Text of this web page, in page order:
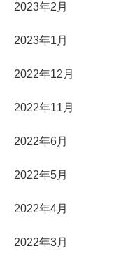
2023年2月
2023年1月
2022年12月
2022年11月
2022年6月
2022年5月
2022年4月
2022年3月